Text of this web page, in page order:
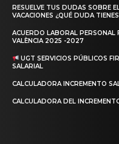
RESUELVE TUS DUDAS SOBRE
VACACIONES ¿QUÉ DUDA
ACUERDO LABORAL PERSONAL
VALÈNCIA 2025 -2027
UGT SERVICIOS PÚBLICOS
SALARIAL
CALCULADORA INCREMENTO
CALCULADORA DEL